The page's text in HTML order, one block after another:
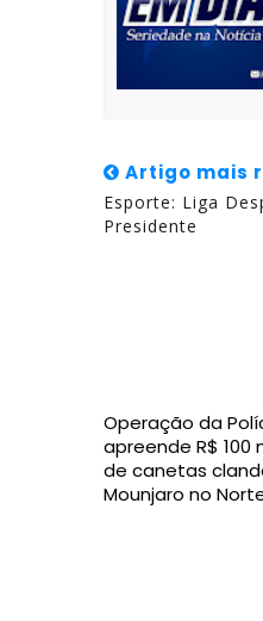
Artigo mais
Esporte: Liga
Presidente
Operação da
apreende R$ 100
de canetas
Mounjaro no